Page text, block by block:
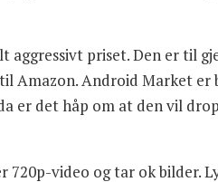
aggressivt priset. Den er til
Amazon. Android Market er
er det håp om at den vil
720p-video og tar ok bilder.